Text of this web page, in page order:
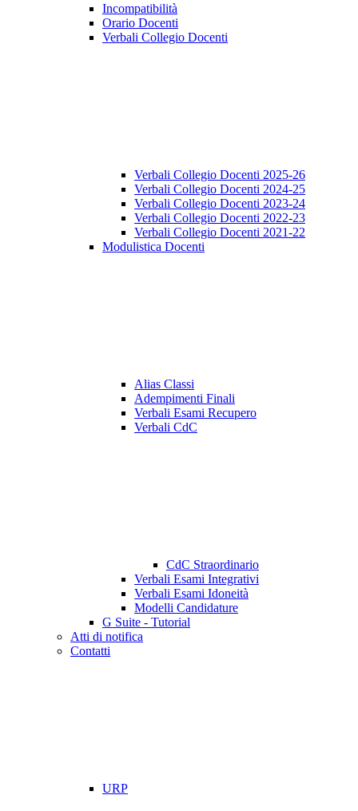
Incompatibilità
Orario Docenti
Verbali Collegio Docenti
Verbali Collegio Docenti 2025-26
Verbali Collegio Docenti 2024-25
Verbali Collegio Docenti 2023-24
Verbali Collegio Docenti 2022-23
Verbali Collegio Docenti 2021-22
Modulistica Docenti
Alias Classi
Adempimenti Finali
Verbali Esami Recupero
Verbali CdC
CdC Straordinario
Verbali Esami Integrativi
Verbali Esami Idoneità
Modelli Candidature
G Suite - Tutorial
Atti di notifica
Contatti
URP